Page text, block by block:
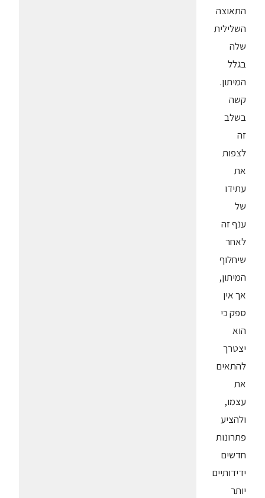
התאוצה
השלילית
שלה
בגלל
המיתון.
קשה
בשלב
זה
לצפות
את
עתידו
של
ענף זה
לאחר
שיחלוף
המיתון,
אך אין
ספק כי
הוא
יצטרך
להתאים
את
עצמו,
ולהציע
פתרונות
חדשים
ידידותיים
יותר